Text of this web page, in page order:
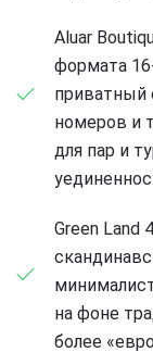
Aluar
формата
приватный
номеров и
для пар и
Green Land
на фоне
более